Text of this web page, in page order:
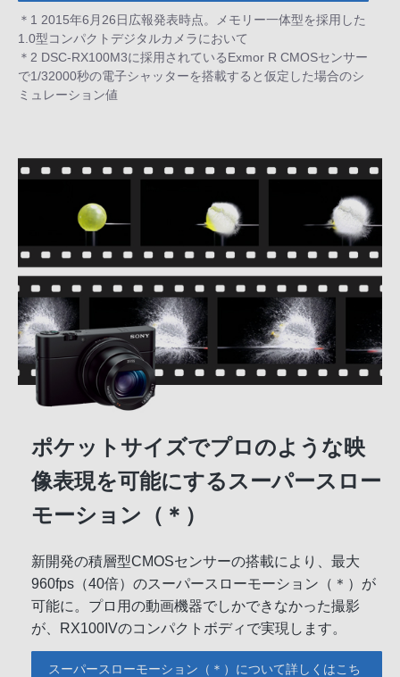
＊1 2015年6月26日広報発表時点。メモリー一体型を採用した
1.0型コンパクトデジタルカメラにおいて
＊2 DSC-RX100M3に採用されているExmor R CMOSセンサー
で1/32000秒の電子シャッターを搭載すると仮定した場合のシ
ミュレーション値
ポケットサイズでプロのような映
像表現を可能にするスーパースロー
モーション（＊）
新開発の積層型CMOSセンサーの搭載により、最大
960fps（40倍）のスーパースローモーション（＊）が
可能に。プロ用の動画機器でしかできなかった撮影
が、RX100IVのコンパクトボディで実現します。
スーパースローモーション（＊）について詳しくはこち